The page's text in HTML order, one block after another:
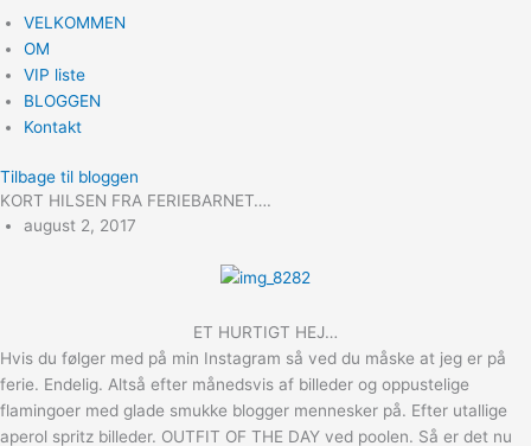
VELKOMMEN
OM
VIP liste
BLOGGEN
Kontakt
Tilbage til bloggen
KORT HILSEN FRA FERIEBARNET….
august 2, 2017
ET HURTIGT HEJ…
Hvis du følger med på min Instagram så ved du måske at jeg er på
ferie. Endelig. Altså efter månedsvis af billeder og oppustelige
flamingoer med glade smukke blogger mennesker på. Efter utallige
aperol spritz billeder. OUTFIT OF THE DAY ved poolen. Så er det nu